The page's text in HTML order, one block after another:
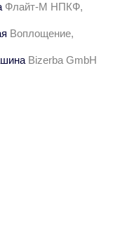
Флайт-М НПКФ,
Воплощение,
Bizerba GmbH